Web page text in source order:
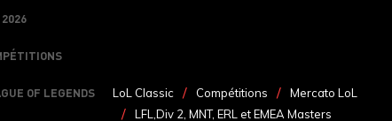
OF LEGENDS LoL Classic Compétitions
Mercato LoL
LFL,Div 2, MNT, ERL et EMEA Masters